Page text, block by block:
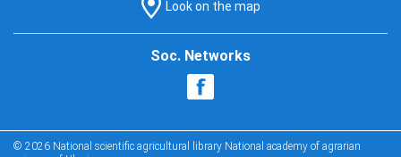
Look on the map
Soc. Networks
© 2026 National scientific agricultural library National academy of agrarian